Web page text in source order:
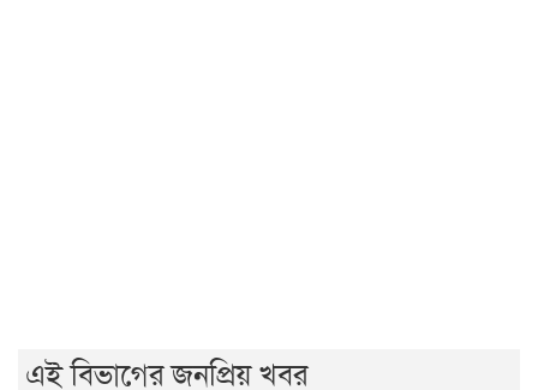
এই বিভাগের জনপ্রিয় খবর